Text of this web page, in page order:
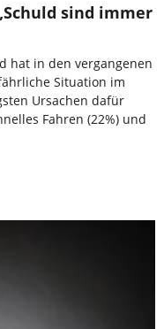
sind immer
hat in den vergangenen
Situation im
Ursachen dafür
Fahren (22%) und